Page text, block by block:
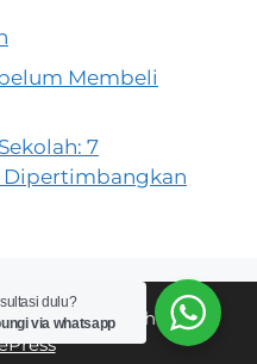
Membeli
7
Dipertimbangkan
BMW• Built with
dulu?
via whatsapp